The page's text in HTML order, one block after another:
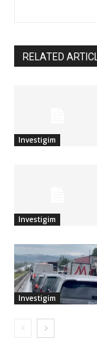
RELATED
Investigim
Investigim
Investigim